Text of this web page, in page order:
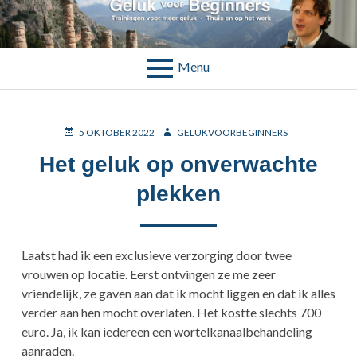
Skip
to
content
TAG:
Menu
POSTED
5 OKTOBER 2022 AUTHOR
GELUKVOORBEGINNERS
Het geluk op onverwachte
plekken
Laatst had ik een exclusieve verzorging door twee
vrouwen op locatie. Eerst ontvingen ze me zeer
vriendelijk, ze gaven aan dat ik mocht liggen en dat ik alles
verder aan hen mocht overlaten. Het kostte slechts 700
euro. Ja, ik kan iedereen een wortelkanaalbehandeling
aanraden.